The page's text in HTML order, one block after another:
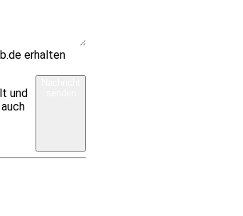
erhalten
und